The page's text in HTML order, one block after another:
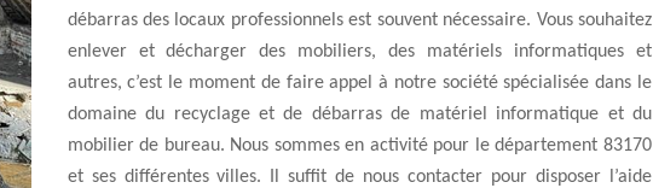
débarras des locaux professionnels est souvent nécessaire. Vous souhaitez
enlever et décharger des mobiliers, des matériels informatiques et
autres, c’est le moment de faire appel à notre société spécialisée dans le
domaine du recyclage et de débarras de matériel informatique et du
mobilier de bureau. Nous sommes en activité pour le département 83170
et ses différentes villes. Il suffit de nous contacter pour disposer l’aide